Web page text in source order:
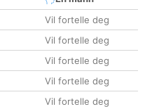
Vil fortelle deg
Vil fortelle deg
Vil fortelle deg
Vil fortelle deg
Vil fortelle deg